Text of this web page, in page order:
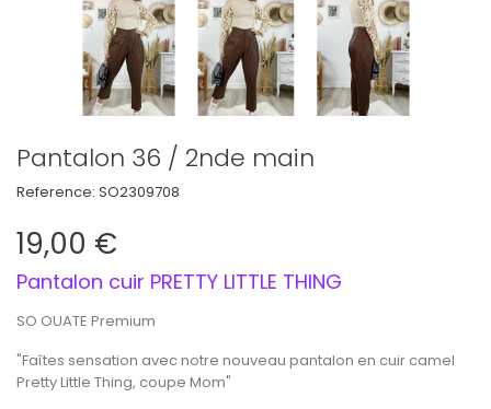
Pantalon 36 / 2nde main
Reference: SO2309708
19,00 €
Pantalon cuir PRETTY LITTLE THING
SO OUATE Premium
"Faîtes sensation avec notre nouveau pantalon en cuir camel
Pretty Little Thing, coupe Mom"